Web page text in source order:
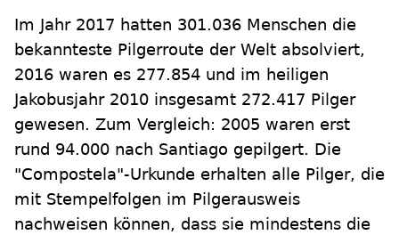
Im Jahr 2017 hatten 301.036 Menschen die
bekannteste Pilgerroute der Welt absolviert,
2016 waren es 277.854 und im heiligen
Jakobusjahr 2010 insgesamt 272.417 Pilger
gewesen. Zum Vergleich: 2005 waren erst
rund 94.000 nach Santiago gepilgert. Die
"Compostela"-Urkunde erhalten alle Pilger, die
mit Stempelfolgen im Pilgerausweis
nachweisen können, dass sie mindestens die